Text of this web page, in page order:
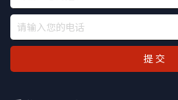
提 交